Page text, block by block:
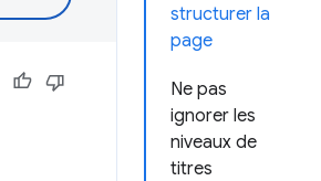
structurer la
page
Ne pas
ignorer les
niveaux de
titres